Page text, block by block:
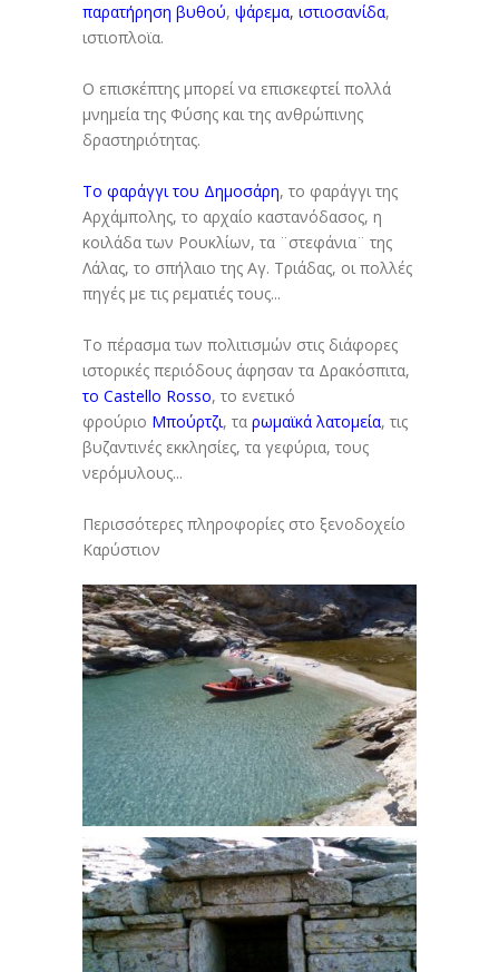
παρατήρηση βυθού, ψάρεμα, ιστιοσανίδα,
ιστιοπλοϊα.
Ο επισκέπτης μπορεί να επισκεφτεί πολλά
μνημεία της Φύσης και της ανθρώπινης
δραστηριότητας.
Το φαράγγι του Δημοσάρη, το φαράγγι της
Αρχάμπολης, το αρχαίο καστανόδασος, η
κοιλάδα των Ρουκλίων, τα ¨στεφάνια¨ της
Λάλας, το σπήλαιο της Αγ. Τριάδας, οι πολλές
πηγές με τις ρεματιές τους...
Το πέρασμα των πολιτισμών στις διάφορες
ιστορικές περιόδους άφησαν τα Δρακόσπιτα,
το Castello Rosso, το ενετικό
φρούριο Μπούρτζι, τα ρωμαϊκά λατομεία, τις
βυζαντινές εκκλησίες, τα γεφύρια, τους
νερόμυλους...
Περισσότερες πληροφορίες στο ξενοδοχείο
Καρύστιον